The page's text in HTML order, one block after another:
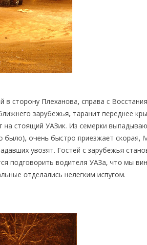
сторону Плеханова, справа с
зарубежья, таранит переднее
на стоящий УАЗик. Из семерки
было), очень быстро приезжает
увозят. Гостей с зарубежья
подговорить водителя УАЗа, что мы
отделались нелегким испугом.